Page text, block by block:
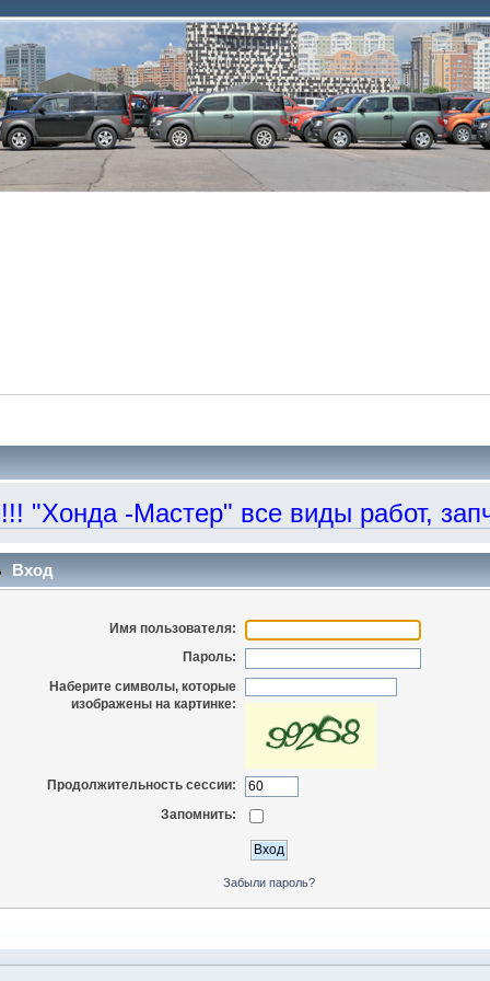
-Мастер" все виды работ,
Вход
Имя пользователя:
Пароль:
Наберите символы, которые
изображены на картинке:
Продолжительность сессии:
Запомнить:
Забыли пароль?